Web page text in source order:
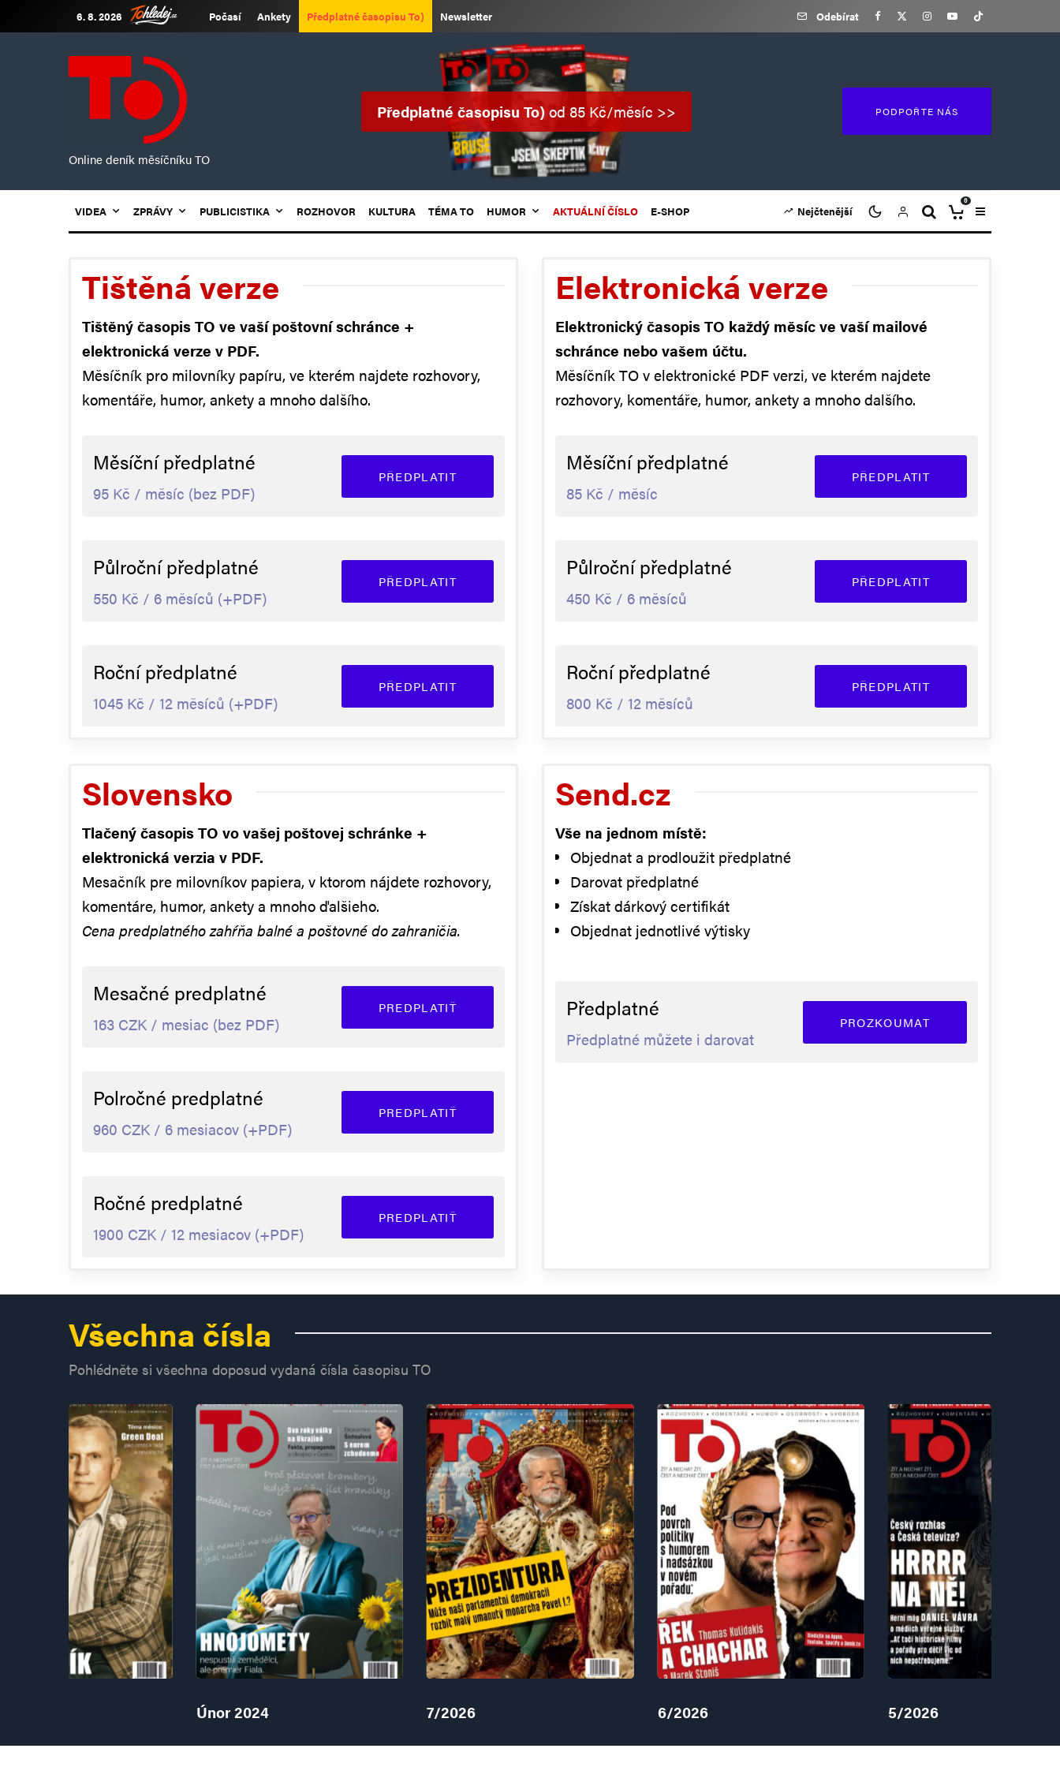
6. 8. 2026 Počasí Ankety Předplatné časopisu To) Newsletter Odebírat
Online deník měsíčníku TO
Předplatné časopisu To)od 85 Kč/měsíc >> PODPOŘTE NÁS
VIDEA ZPRÁVY PUBLICISTIKA ROZHOVOR KULTURA TÉMA TO HUMOR AKTUÁLNÍ ČÍSLO E-SHOP Nejčtenější
0
Tištěná verze
Tištěný časopis TO ve vaší poštovní schránce +
elektronická verze v PDF.
Měsíčník pro milovníky papíru, ve kterém najdete rozhovory,
komentáře, humor, ankety a mnoho dalšího.
Měsíční předplatné
95 Kč / měsíc (bez PDF)
PŘEDPLATIT
Půlroční předplatné
550 Kč / 6 měsíců (+PDF)
PŘEDPLATIT
Roční předplatné
1045 Kč / 12 měsíců (+PDF)
PŘEDPLATIT
Elektronická verze
Elektronický časopis TO každý měsíc ve vaší mailové
schránce nebovašem účtu.
Měsíčník TO v elektronické PDF verzi, ve kterém najdete
rozhovory, komentáře, humor, ankety a mnoho dalšího.
Měsíční předplatné
85 Kč / měsíc
PŘEDPLATIT
Půlroční předplatné
450 Kč / 6 měsíců
PŘEDPLATIT
Roční předplatné
800 Kč / 12 měsíců
PŘEDPLATIT
Slovensko
Tlačený časopis TO vo vašej poštovej schránke +
elektronická verzia v PDF.
Mesačník pre milovníkov papiera, v ktorom nájdete rozhovory,
komentáre, humor, ankety a mnoho ďalšieho.
Cena predplatného zahŕňa balné a poštovné do zahraničia.
Mesačné predplatné
163 CZK / mesiac (bez PDF)
PREDPLATIŤ
Polročné predplatné
960 CZK / 6 mesiacov (+PDF)
PREDPLATIŤ
Ročné predplatné
1900 CZK / 12 mesiacov (+PDF)
PREDPLATIŤ
Send.cz
Vše na jednom místě:
Objednat a prodloužit předplatné
Darovat předplatné
Získat dárkový certifikát
Objednat jednotlivé výtisky
Předplatné
Předplatné můžete i darovat
PROZKOUMAT
Všechna čísla
Pohlédněte si všechna doposud vydaná čísla časopisu TO
7/2026 6/2026 5/2026
Únor 2024